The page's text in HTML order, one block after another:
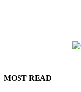
MOST READ